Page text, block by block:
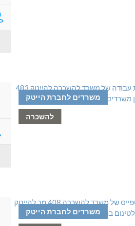
משרדים לחברת הייטק
להשכרה
משרדים לחברת הייטק